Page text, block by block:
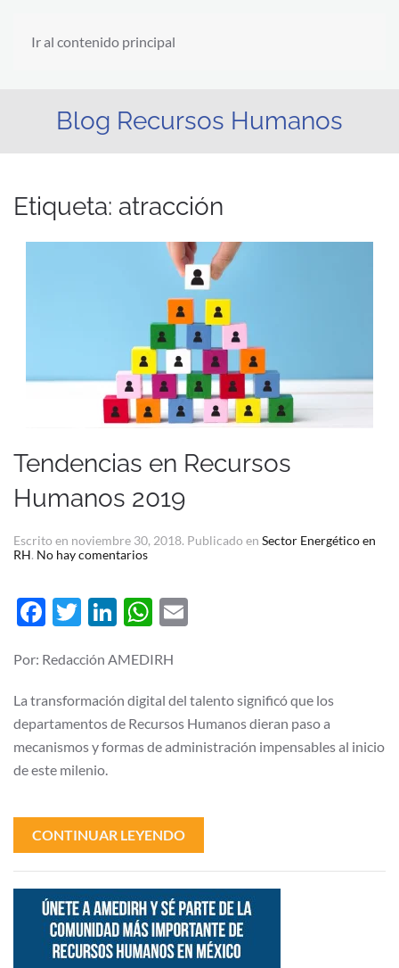
Ir al contenido principal
Blog Recursos Humanos
Etiqueta: atracción
Tendencias en Recursos
Humanos 2019
Escrito en noviembre 30, 2018. Publicado en Sector Energético en
RH. No hay comentariosen
Recursos
Humanos
2019
Facebook
Twitter
LinkedIn
WhatsApp
Por: Redacción AMEDIRH
La transformación digital del talento significó que los
departamentos de Recursos Humanos dieran paso a
mecanismos y formas de administración impensables al inicio
de este milenio.
CONTINUAR LEYENDO